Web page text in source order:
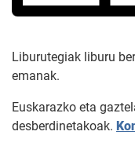
Liburutegiak liburu
emanak.
Euskarazko eta
desberdinetakoak.